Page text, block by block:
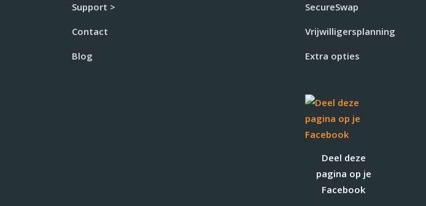
Support >
Contact
Blog
SecureSwap
Vrijwilligersplanning
Extra opties
Deel deze
pagina op je
Facebook